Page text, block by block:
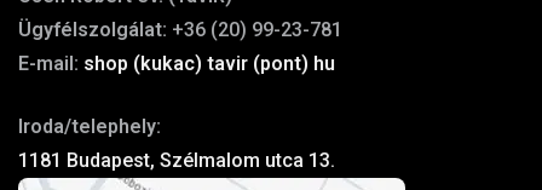
Ügyfélszolgálat: +36 (20) 99-23-781
E-mail: shop (kukac) tavir (pont) hu
Iroda/telephely:
1181 Budapest, Szélmalom utca 13.